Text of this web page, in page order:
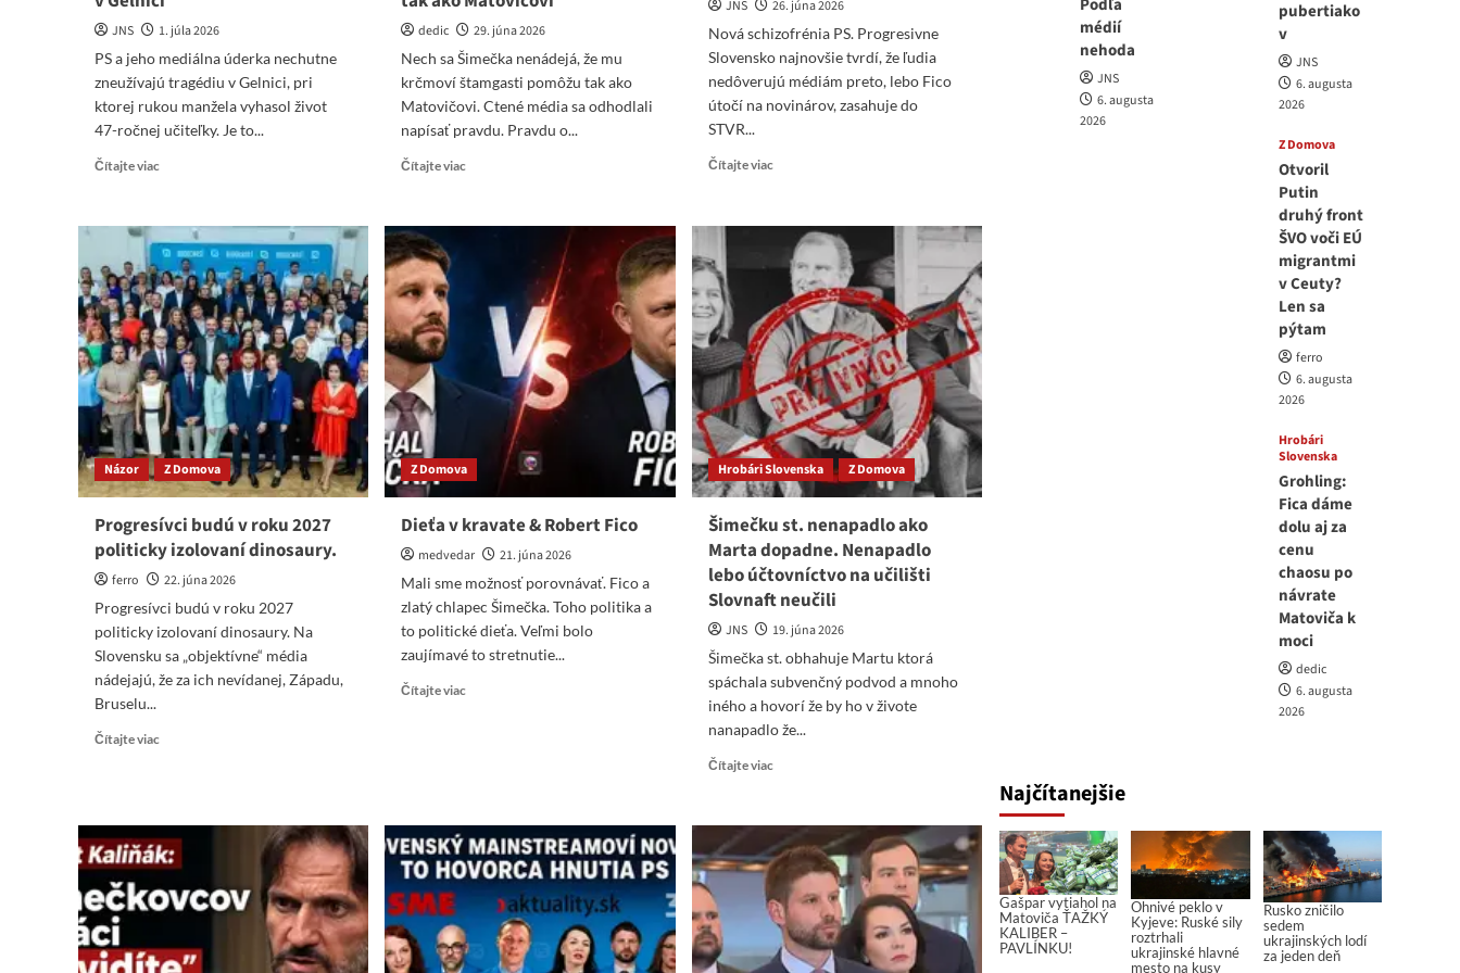
JNS
1. júla 2026
PS a jeho mediálna úderka nechutne
zneužívajú tragédiu v Gelnici, pri
ktorej rukou manžela vyhasol život
47-ročnej učiteľky. Je to...
Čítajte viac
PS
a
jeho
mediálna
úderka
nechutne
zneužívajú
tragédiu
v
Gelnici
dedic
29. júna 2026
Nech sa Šimečka nenádejá, že mu
krčmoví štamgasti pomôžu tak ako
Matovičovi. Ctené média sa odhodlali
napísať pravdu. Pravdu o...
Čítajte viac
Nech
krčmoví
štamgasti
pomôžu
Matovičovi
JNS
26. júna 2026
Nová schizofrénia PS. Progresivne
Slovensko najnovšie tvrdí, že ľudia
nedôverujú médiám preto, lebo Fico
útočí na novinárov, zasahuje do
STVR...
Čítajte viacRead
Nová
schizofrénia
PS
Nedostatok
Liekov
Názor Z Domova
Progresívci budú v roku 2027
politicky izolovaní dinosaury.
ferro
22. júna 2026
Progresívci budú v roku 2027
politicky izolovaní dinosaury. Na
Slovensku sa „objektívne“ média
nádejajú, že za ich nevídanej, Západu,
Bruselu...
Čítajte viac
v
roku
politicky
Z Domova
Dieťa v kravate & Robert Fico
medvedar
21. júna 2026
Mali sme možnosť porovnávať. Fico a
zlatý chlapec Šimečka. Toho politika a
to politické dieťa. Veľmi bolo
zaujímavé to stretnutie...
Čítajte viac
Fico
Hrobári Slovenska Z Domova
Šimečku st. nenapadlo ako
Marta dopadne. Nenapadlo
lebo účtovníctvo na učilišti
Slovnaft neučili
JNS
19. júna 2026
Šimečka st. obhahuje Martu ktorá
spáchala subvenčný podvod a mnoho
iného a hovorí že by ho v živote
nanapadlo že...
Čítajte viacRead
Šimečku
st.
nenapadlo
ako
Marta
dopadne.
Nenapadlo
lebo
Podľa
médií
nehoda
JNS
6. augusta
2026
pubertiako
v
JNS
6. augusta
2026
Z Domova
Otvoril
Putin
druhý front
ŠVO voči EÚ
migrantmi
v Ceuty?
Len sa
pýtam
ferro
6. augusta
2026
Hrobári
Slovenska
Grohling:
Fica dáme
dolu aj za
cenu
chaosu po
návrate
Matoviča k
moci
dedic
6. augusta
2026
Najčítanejšie
Gašpar vytiahol na
Matoviča ŤAŽKÝ
KALIBER –
PAVLÍNKU!
Ohnivé peklo v
Kyjeve: Ruské sily
roztrhali
ukrajinské hlavné
mesto na kusy
Rusko zničilo
sedem
ukrajinských lodí
za jeden deň